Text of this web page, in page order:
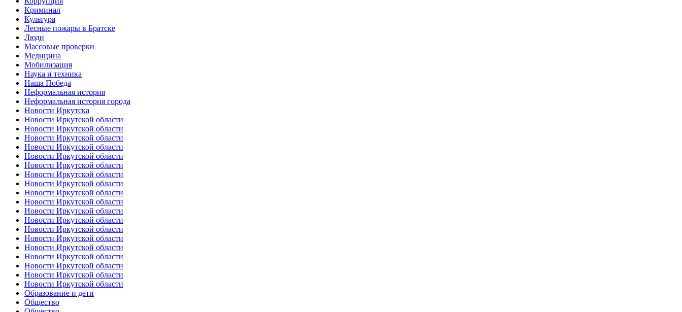
Криминал
Культура
Лесные пожары в Братске
Люди
Массовые проверки
Медицина
Мобилизация
Наука и техника
Наша Победа
Неформальная история
Неформальная история города
Новости Иркутска
Новости Иркутской области
Новости Иркутской области
Новости Иркутской области
Новости Иркутской области
Новости Иркутской области
Новости Иркутской области
Новости Иркутской области
Новости Иркутской области
Новости Иркутской области
Новости Иркутской области
Новости Иркутской области
Новости Иркутской области
Новости Иркутской области
Новости Иркутской области
Новости Иркутской области
Новости Иркутской области
Новости Иркутской области
Новости Иркутской области
Новости Иркутской области
Образование и дети
Общество